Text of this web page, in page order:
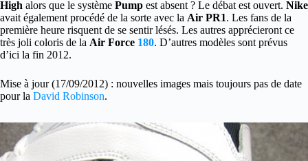
High alors que le système Pump est absent ? Le débat est ouvert. Nike
avait également procédé de la sorte avec la Air PR1. Les fans de la
première heure risquent de se sentir lésés. Les autres apprécieront ce
très joli coloris de la Air Force 180. D’autres modèles sont prévus
d’ici la fin 2012.
Mise à jour (17/09/2012) : nouvelles images mais toujours pas de date
pour la David Robinson.